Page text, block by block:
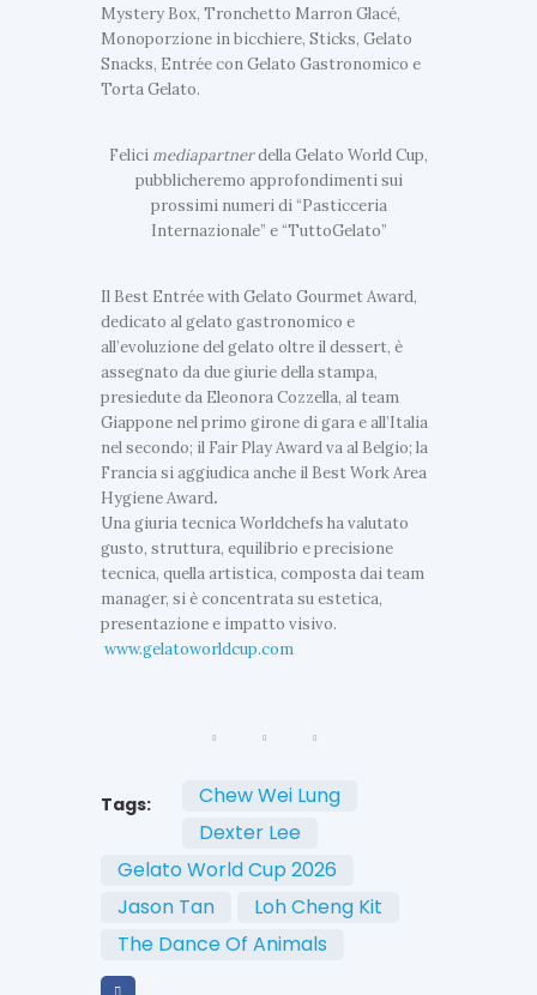
Mystery Box, Tronchetto Marron Glacé,
Monoporzione in bicchiere, Sticks, Gelato
Snacks, Entrée con Gelato Gastronomico e
Torta Gelato.
Felici mediapartnerdella Gelato World Cup,
pubblicheremo approfondimenti sui
prossimi numeri di “Pasticceria
Internazionale” e “TuttoGelato”
Il Best Entrée with Gelato Gourmet Award,
dedicato al gelato gastronomico e
all’evoluzione del gelato oltre il dessert, è
assegnato da due giurie della stampa,
presiedute da Eleonora Cozzella, al team
Giappone nel primo girone di gara e all’Italia
nel secondo; il Fair Play Award va al Belgio; la
Francia si aggiudica anche il Best Work Area
Hygiene Award.
Una giuria tecnica Worldchefs ha valutato
gusto, struttura, equilibrio e precisione
tecnica, quella artistica, composta dai team
manager, si è concentrata su estetica,
presentazione e impatto visivo.
www.gelatoworldcup.com
Tags:
Chew Wei Lung
Dexter Lee
Gelato World Cup 2026
Jason Tan
Loh Cheng Kit
The Dance Of Animals
l
t
i
m
e
N
N
a
p
l
i
,
l
U
l
t
w
s
I
l
g
l